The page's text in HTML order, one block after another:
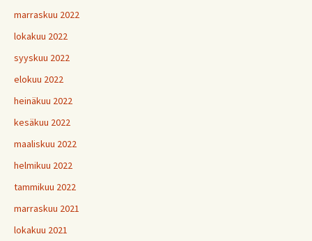
marraskuu 2022
lokakuu 2022
syyskuu 2022
elokuu 2022
heinäkuu 2022
kesäkuu 2022
maaliskuu 2022
helmikuu 2022
tammikuu 2022
marraskuu 2021
lokakuu 2021